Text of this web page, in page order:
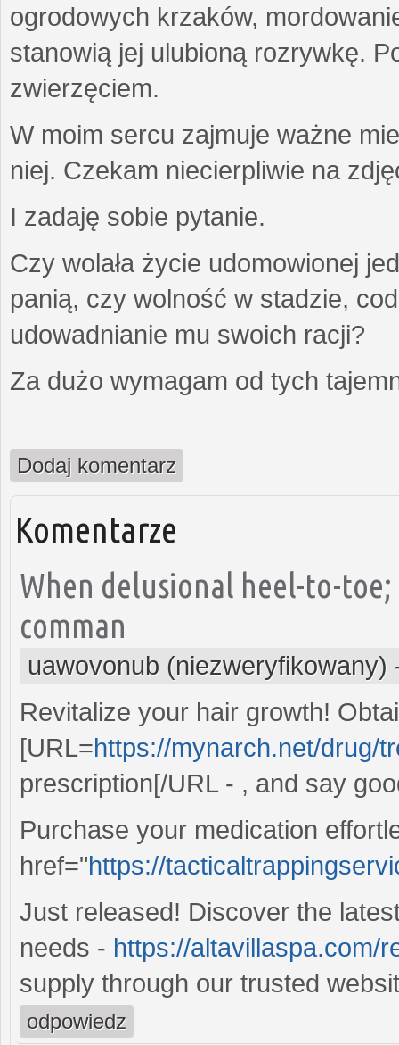
ogrodowych krzaków,
stanowią jej ulubioną rozrywkę.
zwierzęciem.
W moim sercu zajmuje ważne
niej. Czekam niecierpliwie na
I zadaję sobie pytanie.
Czy wolała życie udomowionej
panią, czy wolność w stadzie,
udowadnianie mu swoich racji?
Za dużo wymagam od tych
Dodaj komentarz
Komentarze
When delusional heel-to-
comman
uawovonub (niezweryfikowany)
Revitalize your hair growth!
[URL=https://mynarch.net/drug/
prescription[/URL - , and say
Purchase your medication
href="https://
Just released! Discover the
needs - https://altavillaspa.com/
supply through our trusted
odpowiedz